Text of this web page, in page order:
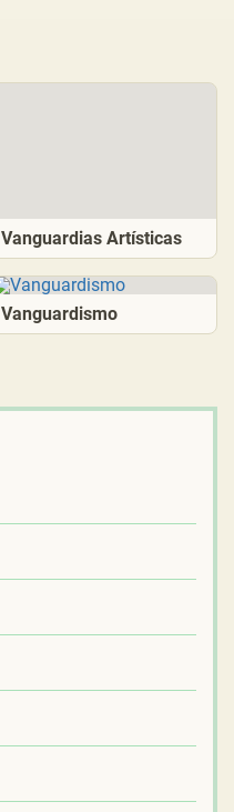
Vanguardias Artísticas
Vanguardismo